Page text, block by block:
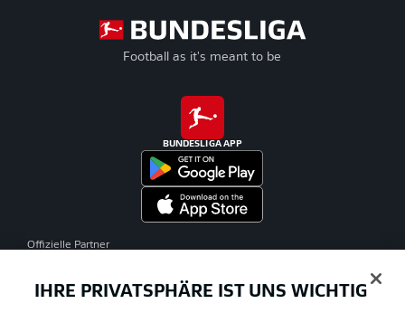
Football as it's meant to be
BUNDESLIGA APP
Offizielle Partner
IHRE PRIVATSPHÄRE IST UNS WICHTIG